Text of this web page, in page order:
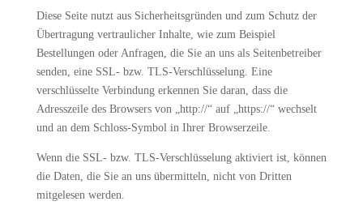
Diese Seite nutzt aus Sicherheitsgründen und zum Schutz der
Übertragung vertraulicher Inhalte, wie zum Beispiel
Bestellungen oder Anfragen, die Sie an uns als Seitenbetreiber
senden, eine SSL- bzw. TLS-Verschlüsselung. Eine
verschlüsselte Verbindung erkennen Sie daran, dass die
Adresszeile des Browsers von „http://“ auf „https://“ wechselt
und an dem Schloss-Symbol in Ihrer Browserzeile.
Wenn die SSL- bzw. TLS-Verschlüsselung aktiviert ist, können
die Daten, die Sie an uns übermitteln, nicht von Dritten
mitgelesen werden.